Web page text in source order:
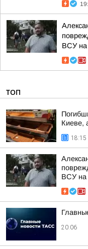
ВСУ на
ТОП
Киеве,
18:15
ВСУ на
20:06